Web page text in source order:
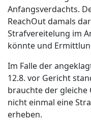
Anfangsverdachts.
ReachOut damals
Strafvereitelung im
könnte und
Im Falle der
12.8. vor Gericht
brauchte der gleiche
nicht einmal eine
erheben.